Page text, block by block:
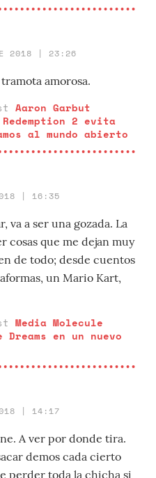
2018 | 23:26
amorosa.
Aaron Garbut
2 evita
al mundo abierto
| 16:35
va a ser una gozada. La
cosas que me dejan muy
de todo; desde cuentos
un Mario Kart,
Media Molecule
en un nuevo
| 14:17
A ver por donde tira.
demos cada cierto
perder toda la chicha si